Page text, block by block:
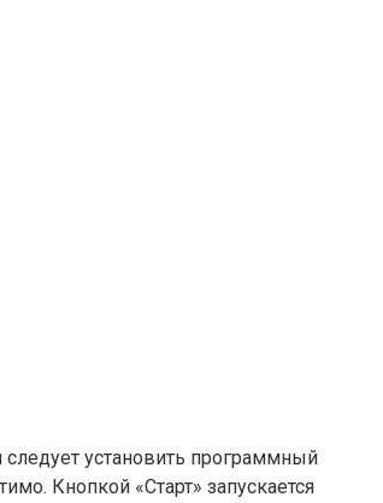
установить программный
Кнопкой «Старт» запускается